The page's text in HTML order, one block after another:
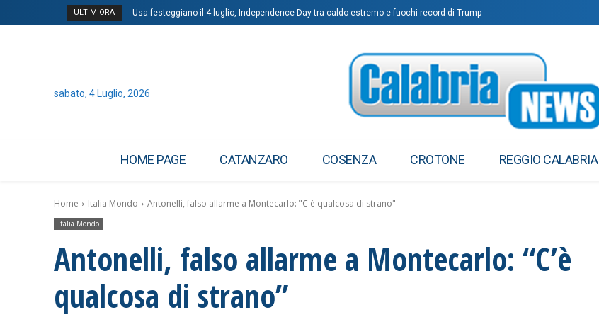
ULTIM'ORA Usa festeggiano il 4 luglio, Independence Day tra caldo estremo e fuochi record di Trump
sabato, 4 Luglio, 2026
HOME PAGE CATANZARO COSENZA CROTONE REGGIO CALABRIA
Home Italia Mondo Antonelli, falso allarme a Montecarlo: "C'è qualcosa di strano"
Italia Mondo
Antonelli, falso allarme a Montecarlo: “C’è
qualcosa di strano”